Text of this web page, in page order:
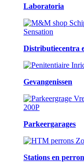
Laboratoria
Distributiecentra
Gevangenissen
Parkeergarages
Stations en